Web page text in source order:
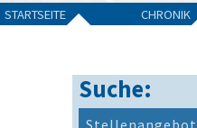
STARTSEITE CHRONIK
Suche: